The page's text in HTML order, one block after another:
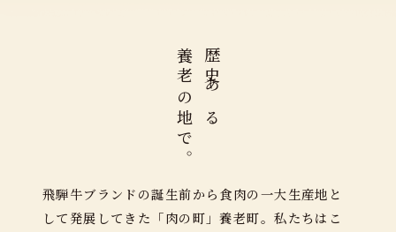
歴史ある
養⽼の地で。
⾶騨⽜ブランドの誕⽣前から⾷⾁の⼀⼤⽣産地と
して発展してきた「肉の町」養⽼町。私たちはこ